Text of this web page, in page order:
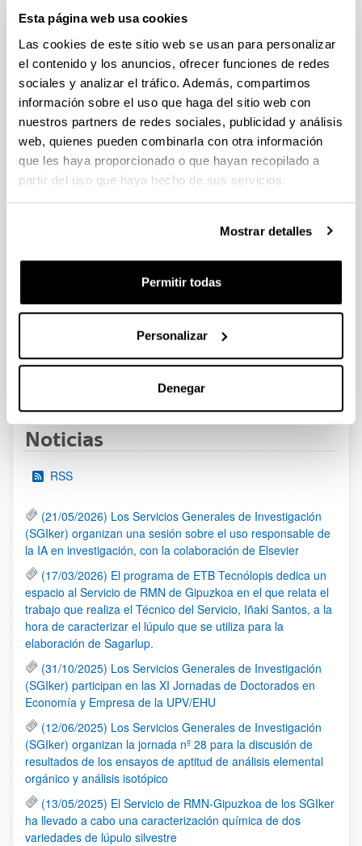
Esta página web usa cookies
Las cookies de este sitio web se usan para personalizar
el contenido y los anuncios, ofrecer funciones de redes
sociales y analizar el tráfico. Además, compartimos
información sobre el uso que haga del sitio web con
nuestros partners de redes sociales, publicidad y análisis
web, quienes pueden combinarla con otra información
que les haya proporcionado o que hayan recopilado a
partir del uso que haya hecho de sus servicios.
Mostrar detalles
Permitir todas
Personalizar
Denegar
Estancias de movilidad en el extranjero 2025 "José
Castillejo" para jóvenes doctores y "Salvador de Madariaga"
para profesores e investigadores sénior (MICIU)
Sin trámite abierto (Plazo de presentación de solicitudes:
29/01/2026 - 27/02/2026 14:00)
CONVOCATORIA PARA LA CONTRATACIÓN DE
PERSONAL INVESTIGADOR DOCTOR EN LA UPV/EHU
(2025)
Sin trámite abierto (Plazo de presentación de solicitudes:
02/06/2025 - 23/06/2025 23:59)
04/03/2026. Resolución definitiva de solicitudes concedidas y
Plazo interno expresiones de interés: hasta el 23/02/2026.
Páginas intermedias Use TAB para
PáginaPáginaPágina
Noticias
RSS
(21/05/2026) Los Servicios Generales de Investigación
(SGIker) organizan una sesión sobre el uso responsable de
la IA en investigación, con la colaboración de Elsevier
(17/03/2026) El programa de ETB Tecnólopis dedica un
espacio al Servicio de RMN de Gipuzkoa en el que relata el
trabajo que realiza el Técnico del Servicio, Iñaki Santos, a la
hora de caracterizar el lúpulo que se utiliza para la
elaboración de Sagarlup.
(31/10/2025) Los Servicios Generales de Investigación
(SGIker) participan en las XI Jornadas de Doctorados en
Economía y Empresa de la UPV/EHU
(12/06/2025) Los Servicios Generales de Investigación
(SGIker) organizan la jornada nº 28 para la discusión de
resultados de los ensayos de aptitud de análisis elemental
orgánico y análisis isotópico
(13/05/2025) El Servicio de RMN-Gipuzkoa de los SGIker
ha llevado a cabo una caracterización química de dos
variedades de lúpulo silvestre